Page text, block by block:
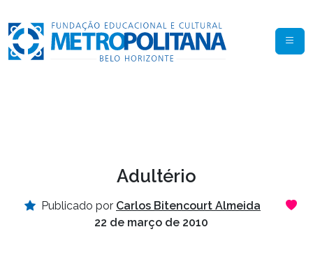
Adultério
Publicado por Carlos Bitencourt Almeida
22 de março de 2010